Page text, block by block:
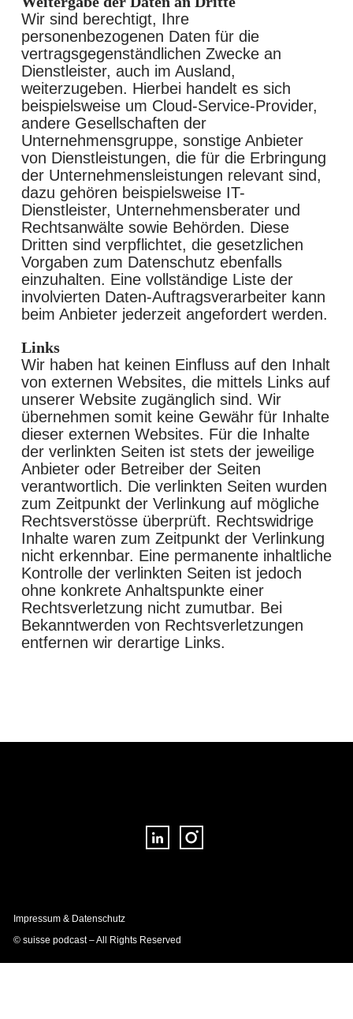
Wir sind berechtigt, Ihre
personenbezogenen Daten für die
vertragsgegenständlichen Zwecke an
Dienstleister, auch im Ausland,
weiterzugeben. Hierbei handelt es sich
beispielsweise um Cloud-Service-Provider,
andere Gesellschaften der
Unternehmensgruppe, sonstige Anbieter
von Dienstleistungen, die für die Erbringung
der Unternehmensleistungen relevant sind,
dazu gehören beispielsweise IT-
Dienstleister, Unternehmensberater und
Rechtsanwälte sowie Behörden. Diese
Dritten sind verpflichtet, die gesetzlichen
Vorgaben zum Datenschutz ebenfalls
einzuhalten. Eine vollständige Liste der
involvierten Daten-Auftragsverarbeiter kann
beim Anbieter jederzeit angefordert werden.
Links
Wir haben hat keinen Einfluss auf den Inhalt
von externen Websites, die mittels Links auf
unserer Website zugänglich sind. Wir
übernehmen somit keine Gewähr für Inhalte
dieser externen Websites. Für die Inhalte
der verlinkten Seiten ist stets der jeweilige
Anbieter oder Betreiber der Seiten
verantwortlich. Die verlinkten Seiten wurden
zum Zeitpunkt der Verlinkung auf mögliche
Rechtsverstösse überprüft. Rechtswidrige
Inhalte waren zum Zeitpunkt der Verlinkung
nicht erkennbar. Eine permanente inhaltliche
Kontrolle der verlinkten Seiten ist jedoch
ohne konkrete Anhaltspunkte einer
Rechtsverletzung nicht zumutbar. Bei
Bekanntwerden von Rechtsverletzungen
entfernen wir derartige Links.
Impressum & Datenschutz
© suisse podcast – All Rights Reserved